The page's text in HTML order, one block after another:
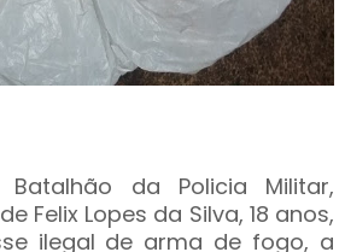
Batalhão da Policia Militar,
Felix Lopes da Silva, 18 anos,
ilegal de arma de fogo, a